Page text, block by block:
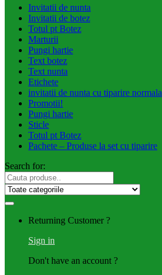
Invitatii de nunta
Invitatii de botez
Totul pt Botez
Marturii
Pungi hartie
Text botez
Text nunta
Etichete
invitatii de nunta cu tiparire normala
Promotii!
Pungi hartie
Sticle
Totul pt Botez
Pachete – Produse la set cu tiparire
Search for:
Returning Customer ?
Sign in
Don't have an account ?